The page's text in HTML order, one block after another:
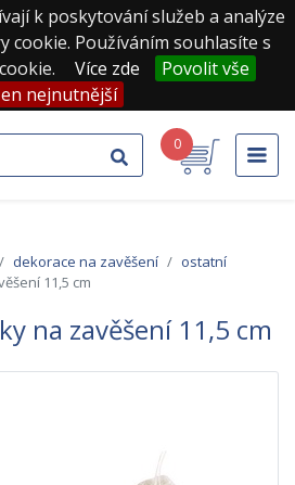
k poskytování služeb a analýze
cookie. Používáním souhlasíte s
Více zde
Povolit vše
nejnutnější
0
dekorace na zavěšení
ostatní
11,5 cm
na zavěšení 11,5 cm